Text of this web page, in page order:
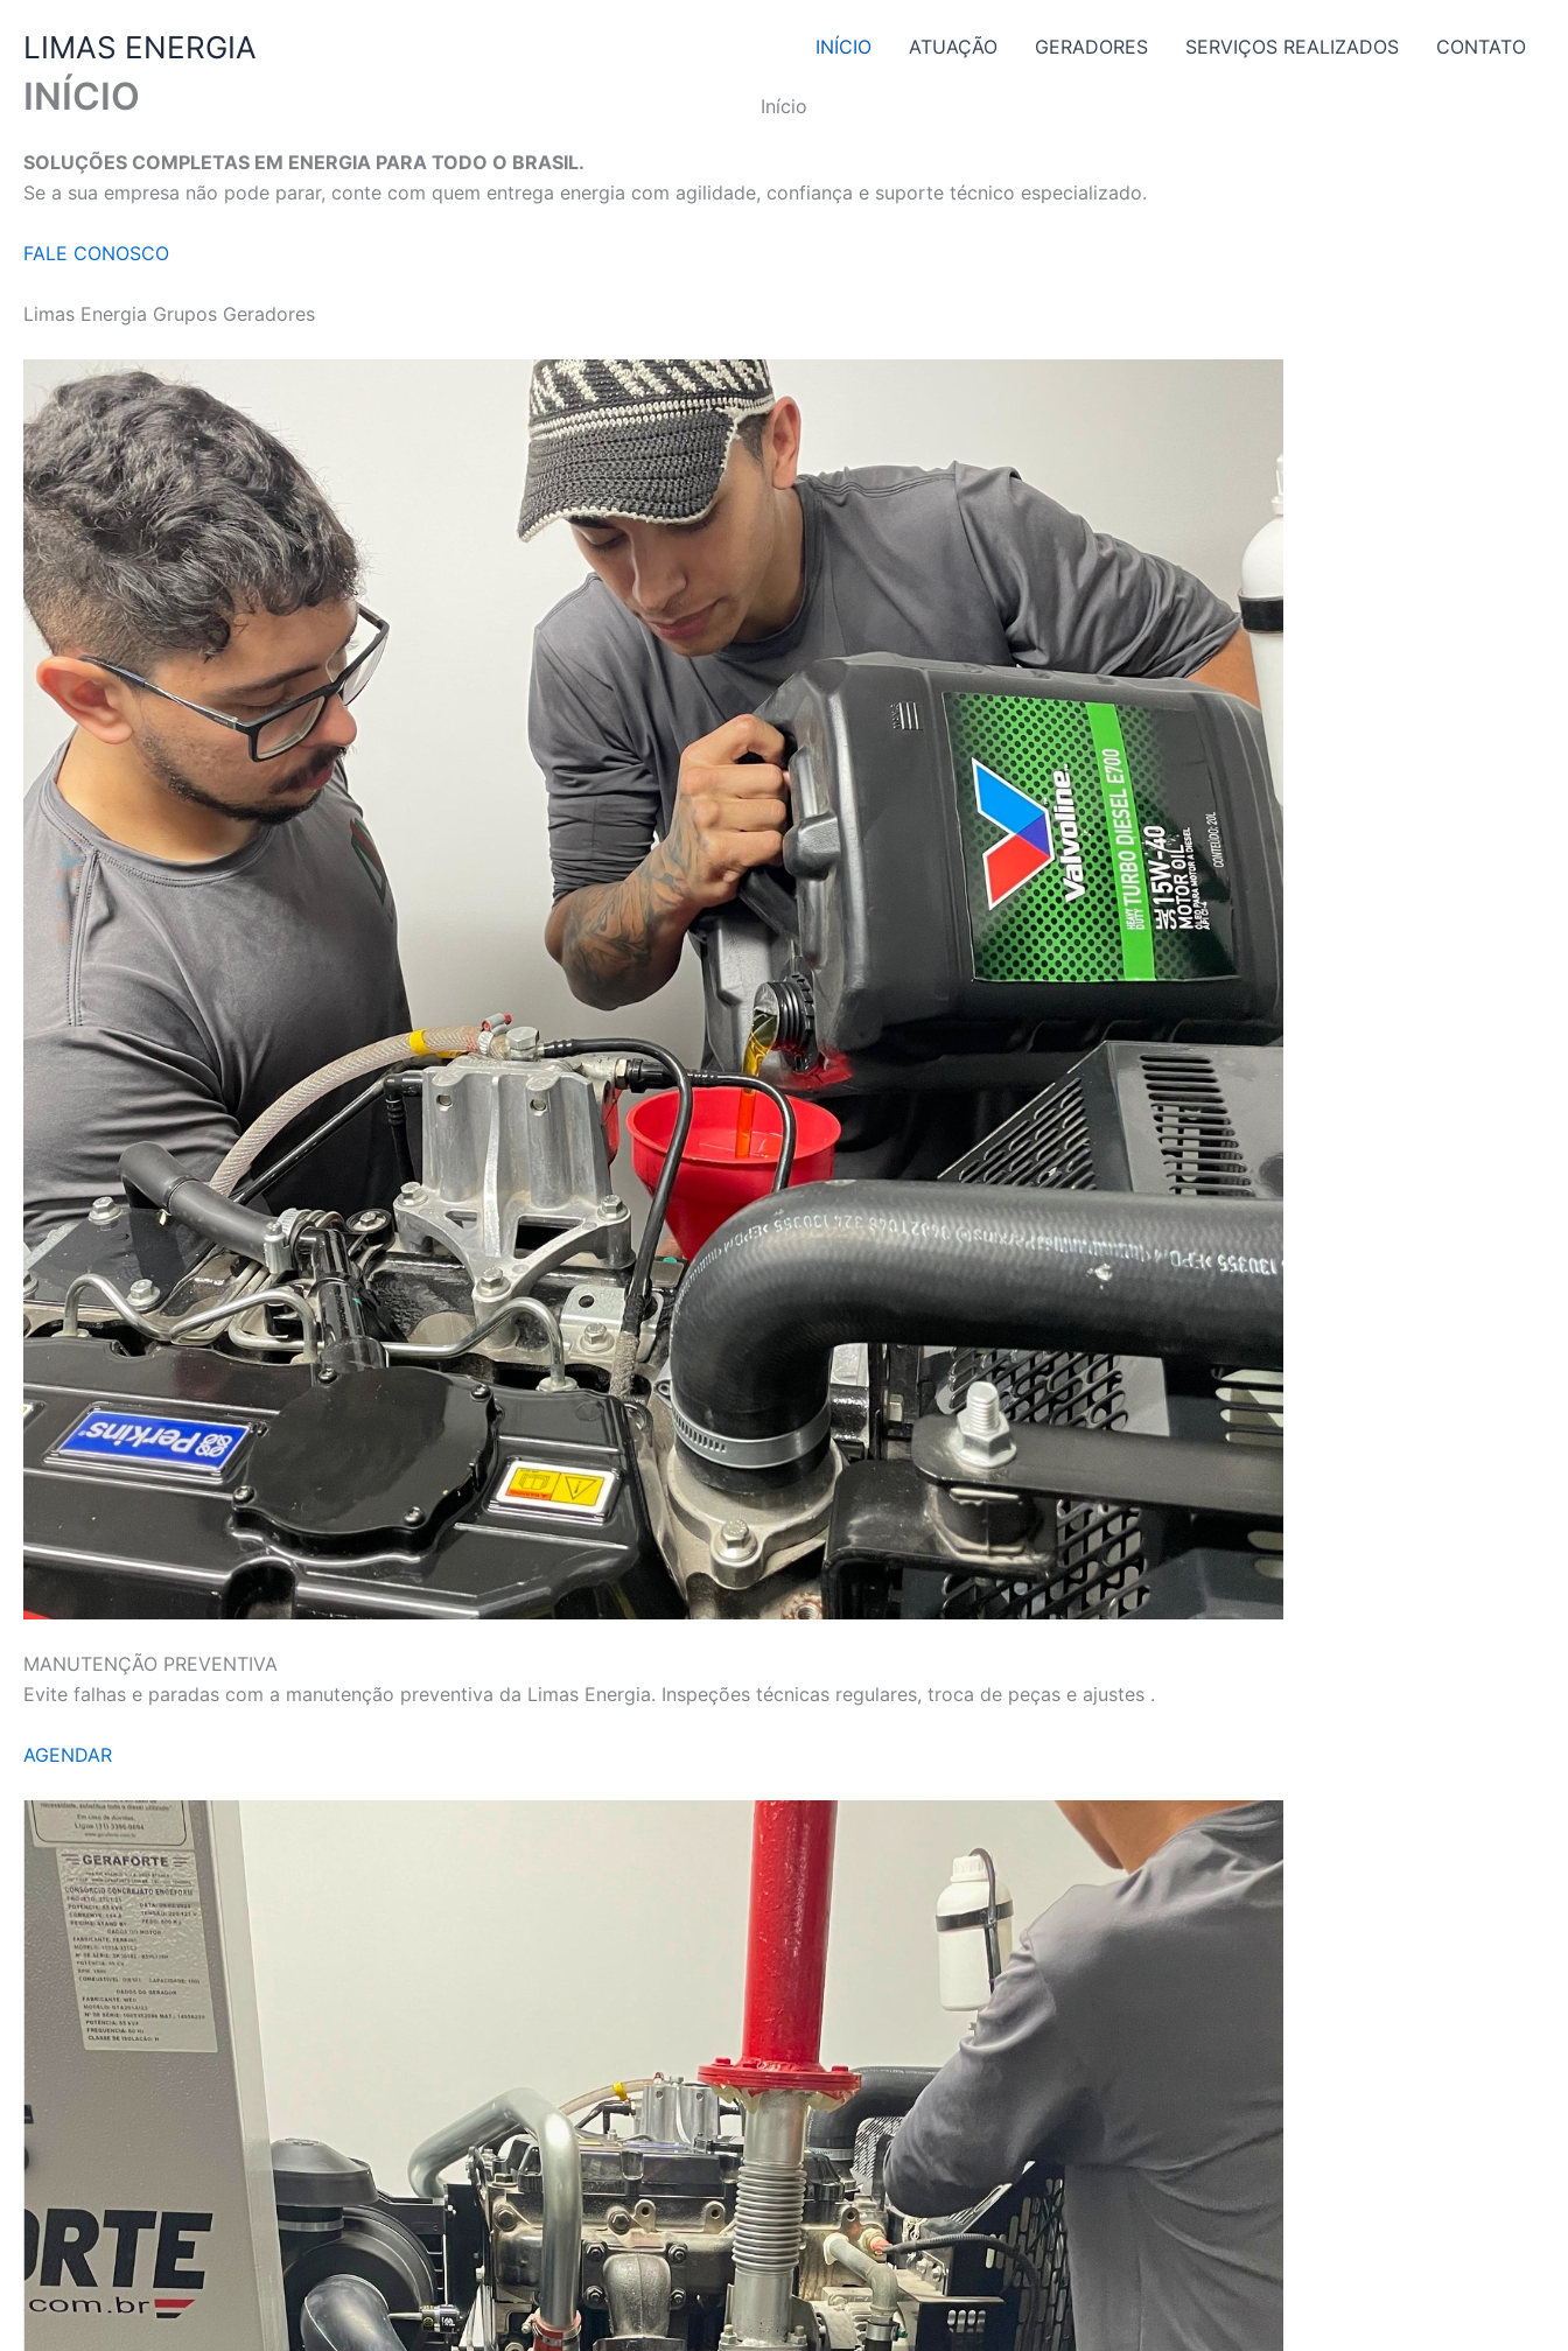
conteúdo
LIMAS ENERGIA INÍCIO ATUAÇÃO GERADORES SERVIÇOS REALIZADOS CONTATO
Início
INÍCIO
SOLUÇÕES COMPLETAS EM ENERGIA PARA TODO O BRASIL.
Se a sua empresa não pode parar, conte com quem entrega energia com agilidade, confiança e suporte técnico especializado.
FALE CONOSCO
Limas Energia Grupos Geradores
MANUTENÇÃO PREVENTIVA
Evite falhas e paradas com a manutenção preventiva da Limas Energia. Inspeções técnicas regulares, troca de peças e ajustes .
AGENDAR